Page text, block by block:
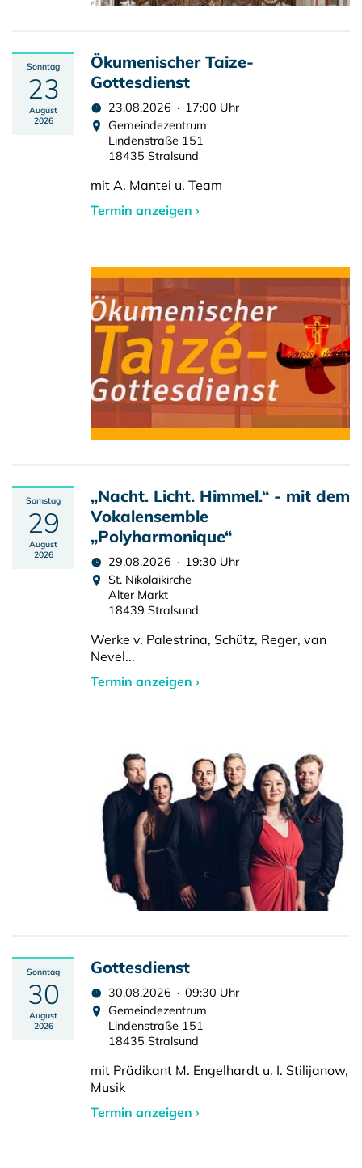
Sonntag
23
August
2026
Ökumenischer Taize-
Gottesdienst
23.08.2026 · 17:00 Uhr
Gemeindezentrum
Lindenstraße 151
18435 Stralsund
mit A. Mantei u. Team
Termin anzeigen ›
Samstag
29
August
2026
„Nacht. Licht. Himmel.“ - mit dem
Vokalensemble
„Polyharmonique“
29.08.2026 · 19:30 Uhr
St. Nikolaikirche
Alter Markt
18439 Stralsund
Werke v. Palestrina, Schütz, Reger, van
Nevel...
Termin anzeigen ›
Sonntag
30
August
2026
Gottesdienst
30.08.2026 · 09:30 Uhr
Gemeindezentrum
Lindenstraße 151
18435 Stralsund
mit Prädikant M. Engelhardt u. I. Stilijanow,
Musik
Termin anzeigen ›